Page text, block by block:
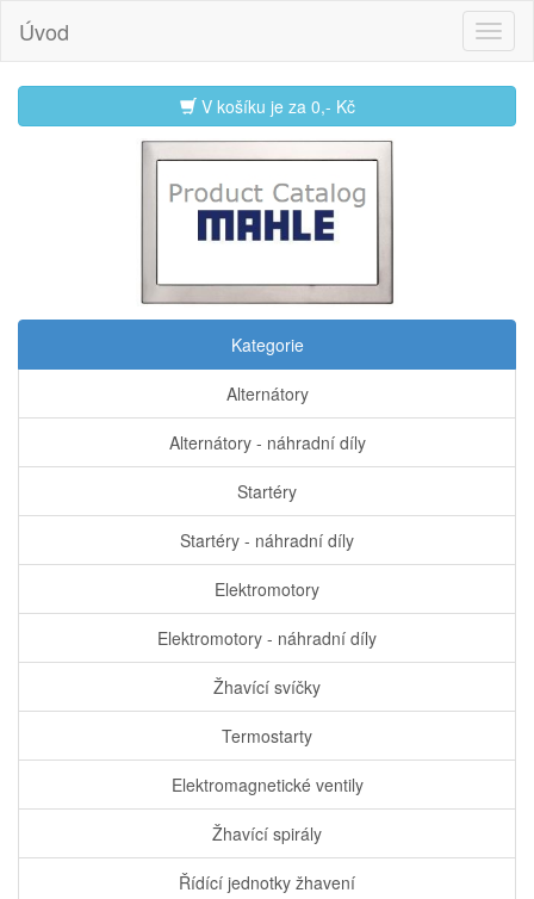
Úvod
V košíku je za 0,- Kč
Kategorie
Alternátory
Alternátory - náhradní díly
Startéry
Startéry - náhradní díly
Elektromotory
Elektromotory - náhradní díly
Žhavící svíčky
Termostarty
Elektromagnetické ventily
Žhavící spirály
Řídící jednotky žhavení